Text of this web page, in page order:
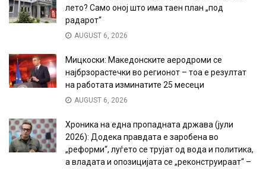
лето? Само оној што има таен план „под
радарот“
AUGUST 6, 2026
Мицкоски: Македонските аеродроми се
најбрзорастечки во регионот – тоа е резултат
на работата изминатите 25 месеци
AUGUST 6, 2026
Хроника на една пропадната држава (јули
2026): Додека правдата е заробена во
„реформи“, луѓето се трујат од вода и политика,
а владата и опозицијата се „реконструираат“ –